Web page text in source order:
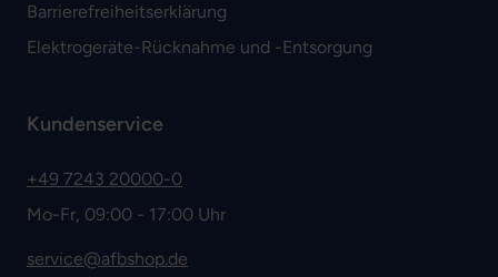
Barrierefreiheitserklärung
Elektrogeräte-Rücknahme und -Entsorgung
Kundenservice
+49 7243 20000-0
Mo-Fr, 09:00 - 17:00 Uhr
service@afbshop.de